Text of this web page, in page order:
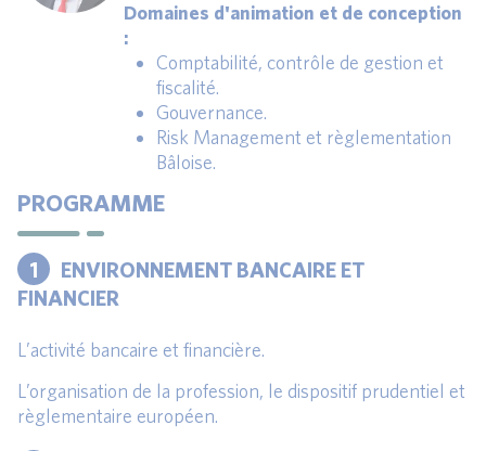
Domaines d'animation et de conception
:
Comptabilité, contrôle de gestion et
fiscalité.
Gouvernance.
Risk Management et règlementation
Bâloise.
PROGRAMME
1
ENVIRONNEMENT BANCAIRE ET
FINANCIER
L’activité bancaire et financière.
L’organisation de la profession, le dispositif prudentiel et
règlementaire européen.